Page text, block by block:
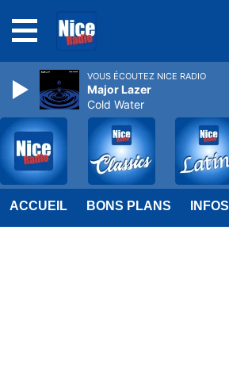
ACCUEIL BONS PLANS INFOS
VOUS ÉCOUTEZ NICE RADIO
Major Lazer
Cold Water